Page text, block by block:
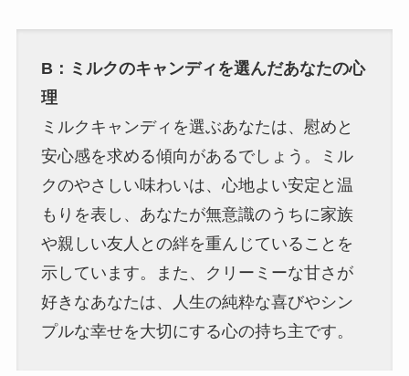
B：ミルクのキャンディを選んだあなたの心
理
ミルクキャンディを選ぶあなたは、慰めと
安心感を求める傾向があるでしょう。ミル
クのやさしい味わいは、心地よい安定と温
もりを表し、あなたが無意識のうちに家族
や親しい友人との絆を重んじていることを
示しています。また、クリーミーな甘さが
好きなあなたは、人生の純粋な喜びやシン
プルな幸せを大切にする心の持ち主です。